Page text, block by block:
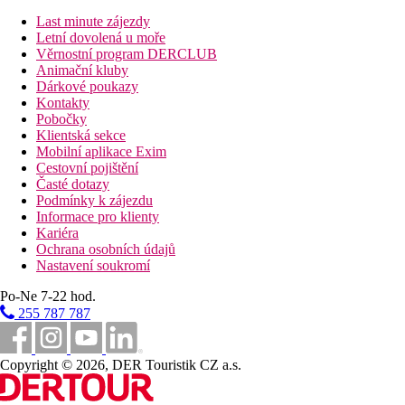
Dětský splashpark se skluzavkou do vody a dalšími vodními
Karty
VISA, EC/MC, AMEX.
Web
https://www.marvellclub.com/
Wellness
Za poplatek:masáže.
Internet
Zdarma: WiFi v celém hotelu včetně pokojů.
Poznámka
Oficiální třída:
Rozsah a kvalita výše uvedených služeb a aktivit může být
Vzdálenosti
Last minute zájezdy
Letní dovolená u moře
Věrnostní program DERCLUB
Animační kluby
Dárkové poukazy
Kontakty
Pobočky
Klientská sekce
Mobilní aplikace Exim
Cestovní pojištění
Časté dotazy
Podmínky k zájezdu
Informace pro klienty
Kariéra
Ochrana osobních údajů
Nastavení soukromí
Po-Ne 7-22 hod.
255 787 787
Copyright © 2026, DER Touristik CZ a.s.